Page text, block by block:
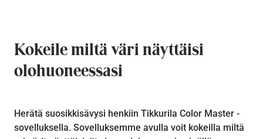
Kokeile miltä väri näyttäisi
olohuoneessasi
Herätä suosikkisävysi henkiin Tikkurila Color Master -
sovelluksella. Sovelluksemme avulla voit kokeilla miltä